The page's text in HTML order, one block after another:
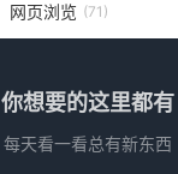
网页浏览 (71)
你想要的这里都有
每天看一看总有新东西